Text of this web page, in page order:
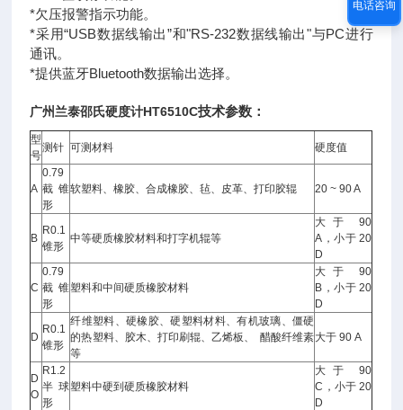
*欠压报警指示功能。
*采用“USB数据线输出”和"RS-232数据线输出"与PC进行
通讯。
*提供蓝牙Bluetooth数据输出选择。
广州兰泰邵氏硬度计HT6510C技术参数：
型
号
测针 可测材料 硬度值
A
0.79
截锥
形
软塑料、橡胶、合成橡胶、毡、皮革、打印胶辊 20 ~ 90 A
B
R0.1
锥形
中等硬质橡胶材料和打字机辊等
大于 90
A，小于 20
D
C
0.79
截锥
形
塑料和中间硬质橡胶材料
大于 90
B，小于 20
D
D
R0.1
锥形
纤维塑料、硬橡胶、硬塑料材料、有机玻璃、僵硬
的热塑料、胶木、打印刷辊、乙烯板、 醋酸纤维素
等
大于 90 A
D
O
R1.2
半球
形
塑料中硬到硬质橡胶材料
大于 90
C，小于 20
D
电话咨询